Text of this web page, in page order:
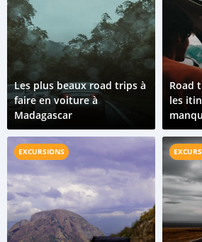
Les plus beaux road trips à
faire en voiture à
Madagascar
Road
les
EXCURSIONS